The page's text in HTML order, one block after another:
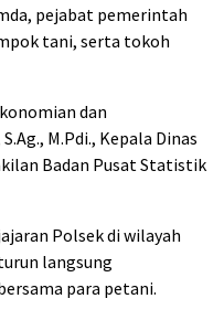
pejabat pemerintah
tani, serta tokoh
dan
M.Pdi., Kepala Dinas
Badan Pusat Statistik
Polsek di wilayah
langsung
para petani.